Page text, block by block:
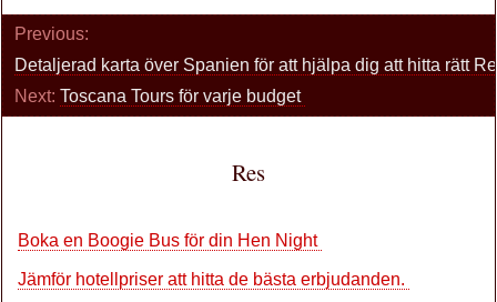
Previous:
Detaljerad karta över Spanien för att hjälpa dig att hitta rätt
Next: Toscana Tours för varje budget
Res
Boka en Boogie Bus för din Hen Night
Jämför hotellpriser att hitta de bästa erbjudanden.